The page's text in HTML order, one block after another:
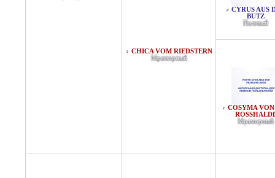
♀ CHICA VOM RIEDSTERN
Мраморный
♂ CYRUS AUS
BUTZ
Палевый
♀ COSYMA VON
ROSSHALDE
Мраморный